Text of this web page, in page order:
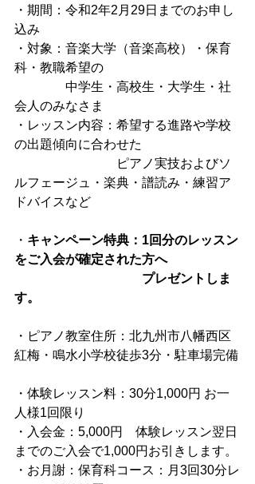
・期間：令和2年2月29日までのお申し
込み
・対象：音楽大学（音楽高校）・保育
科・教職希望の
中学生・高校生・大学生・社
会人のみなさま
・レッスン内容：希望する進路や学校
の出題傾向に合わせた
ピアノ実技およびソ
ルフェージュ・楽典・譜読み・練習ア
ドバイスなど
・ キャンペーン特典：1回分のレッスン
をご入会が確定された方へ
プレゼントしま
す。
・ピアノ教室住所：北九州市八幡西区
紅梅・鳴水小学校徒歩3分・駐車場完備
・体験レッスン料：30分1,000円 お一
人様1回限り
・入会金：5,000円　体験レッスン翌日
までのご入会で1,000円お引きします。
・お月謝：保育科コース：月3回30分レ